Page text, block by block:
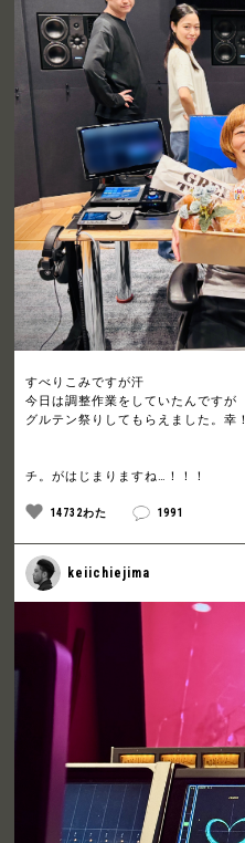
すべりこみですが汗
今日は調整作業をしていたんですが
グルテン祭りしてもらえました。幸！
チ。がはじまりますね…！！！
14732わた 1991
keiichiejima